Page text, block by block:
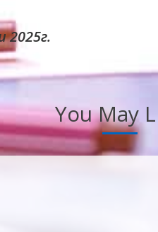
2025г.
You May